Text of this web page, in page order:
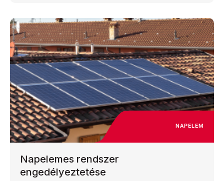
NAPELEM
Napelemes rendszer
engedélyeztetése